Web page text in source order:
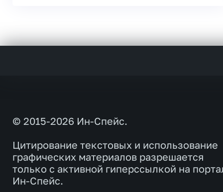
© 2015-2026 Ин-Спейс.
Цитирование текстовых и использование
графических материалов разрешается
только с активной гиперссылкой на
Ин-Спейс.